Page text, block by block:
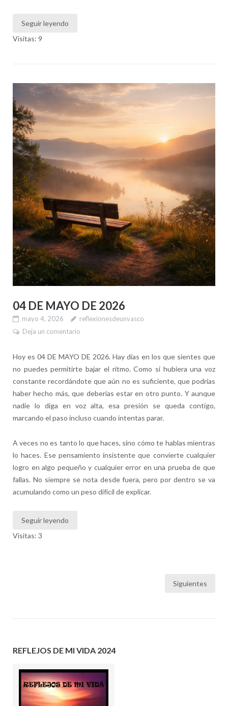
Seguir leyendo
Visitas: 9
04 DE MAYO DE 2026
mayo 4, 2026
reflexionesdeunvasco
Deja un comentario
Hoy es 04 DE MAYO DE 2026. Hay días en los que sientes que
no puedes permitirte bajar el ritmo. Como si hubiera una voz
constante recordándote que aún no es suficiente, que podrías
haber hecho más, que deberías estar en otro punto. Y aunque
nadie lo diga en voz alta, esa presión se queda contigo,
marcando el paso incluso cuando intentas parar.
A veces no es tanto lo que haces, sino cómo te hablas mientras
lo haces. Ese pensamiento insistente que convierte cualquier
logro en algo pequeño y cualquier error en una prueba de que
fallas. No siempre se nota desde fuera, pero por dentro se va
acumulando como un peso difícil de explicar.
Seguir leyendo
Visitas: 3
Siguientes
REFLEJOS DE MI VIDA 2024